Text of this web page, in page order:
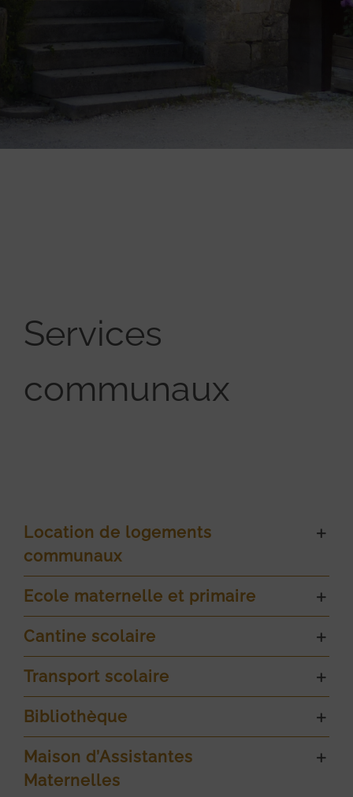
Services
communaux
Location de logements
communaux
Ecole maternelle et primaire
Cantine scolaire
Transport scolaire
Bibliothèque
Maison d’Assistantes
Maternelles